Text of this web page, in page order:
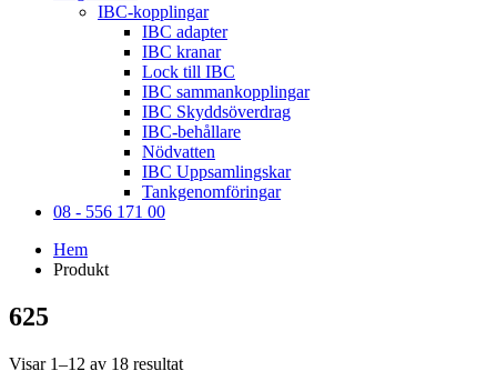
IBC-kopplingar
IBC adapter
IBC kranar
Lock till IBC
IBC sammankopplingar
IBC Skyddsöverdrag
IBC-behållare
Nödvatten
IBC Uppsamlingskar
Tankgenomföringar
08 - 556 171 00
Hem
Produkt
625
Visar 1–12 av 18 resultat